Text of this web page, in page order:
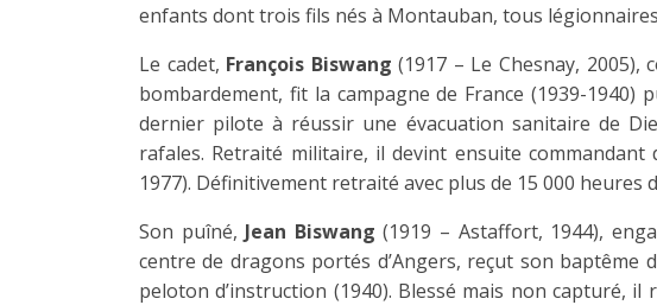
enfants dont trois fils nés à Montauban, tous
Le cadet, François Biswang(1917 – Le Chesnay,
bombardement, fit la campagne de France (1939-1940)
dernier pilote à réussir une évacuation sanitaire de
rafales. Retraité militaire, il devint ensuite
1977). Définitivement retraité avec plus de 15 000 heures
Son puîné, Jean Biswang(1919 – Astaffort, 1944),
centre de dragons portés d’Angers, reçut son baptême
peloton d’instruction (1940). Blessé mais non capturé, il